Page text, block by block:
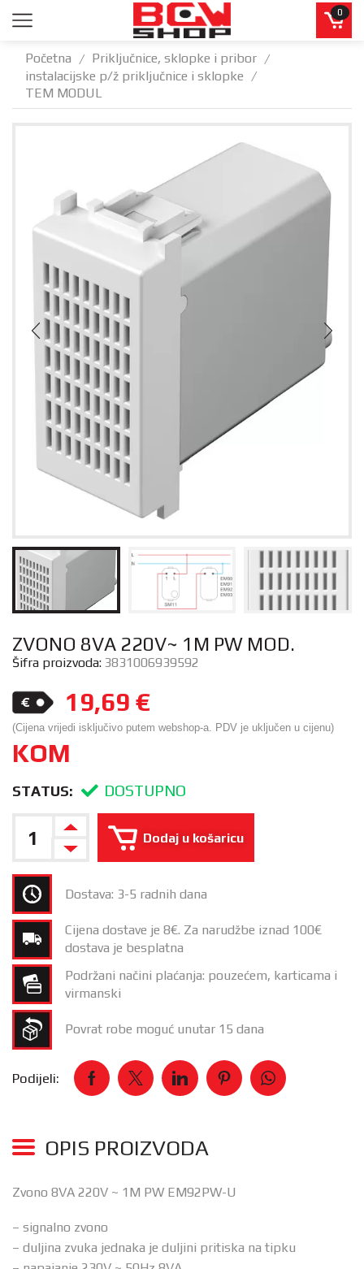
0
Početna / Priključnice, sklopke i pribor /
instalacijske p/ž priključnice i sklopke /
TEM MODUL
ZVONO 8VA 220V~ 1M PW MOD.
Šifra proizvoda: 3831006939592
19,69 €
(Cijena vrijedi isključivo putem webshop-a. PDV je uključen u cijenu)
KOM
STATUS: DOSTUPNO
Dodaj u košaricu
Dostava: 3-5 radnih dana
Cijena dostave je 8€. Za narudžbe iznad 100€
dostava je besplatna
Podržani načini plaćanja: pouzećem, karticama i
virmanski
Povrat robe moguć unutar 15 dana
Podijeli:
OPIS PROIZVODA
Zvono 8VA 220V ~ 1M PW EM92PW-U
– signalno zvono
– duljina zvuka jednaka je duljini pritiska na tipku